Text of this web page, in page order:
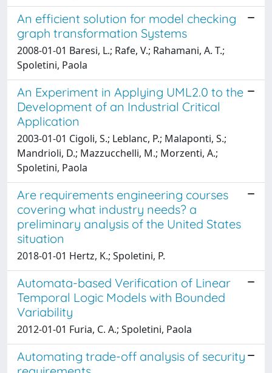
An efficient solution for model checking
graph transformation Systems
2008-01-01 Baresi, L.; Rafe, V.; Rahamani, A. T.;
Spoletini, Paola
An Experiment in Applying UML2.0 to the
Development of an Industrial Critical
Application
2003-01-01 Cigoli, S.; Leblanc, P.; Malaponti, S.;
Mandrioli, D.; Mazzucchelli, M.; Morzenti, A.;
Spoletini, Paola
Are requirements engineering courses
covering what industry needs? a
preliminary analysis of the United States
situation
2018-01-01 Hertz, K.; Spoletini, P.
Automata-based Verification of Linear
Temporal Logic Models with Bounded
Variability
2012-01-01 Furia, C. A.; Spoletini, Paola
Automating trade-off analysis of security